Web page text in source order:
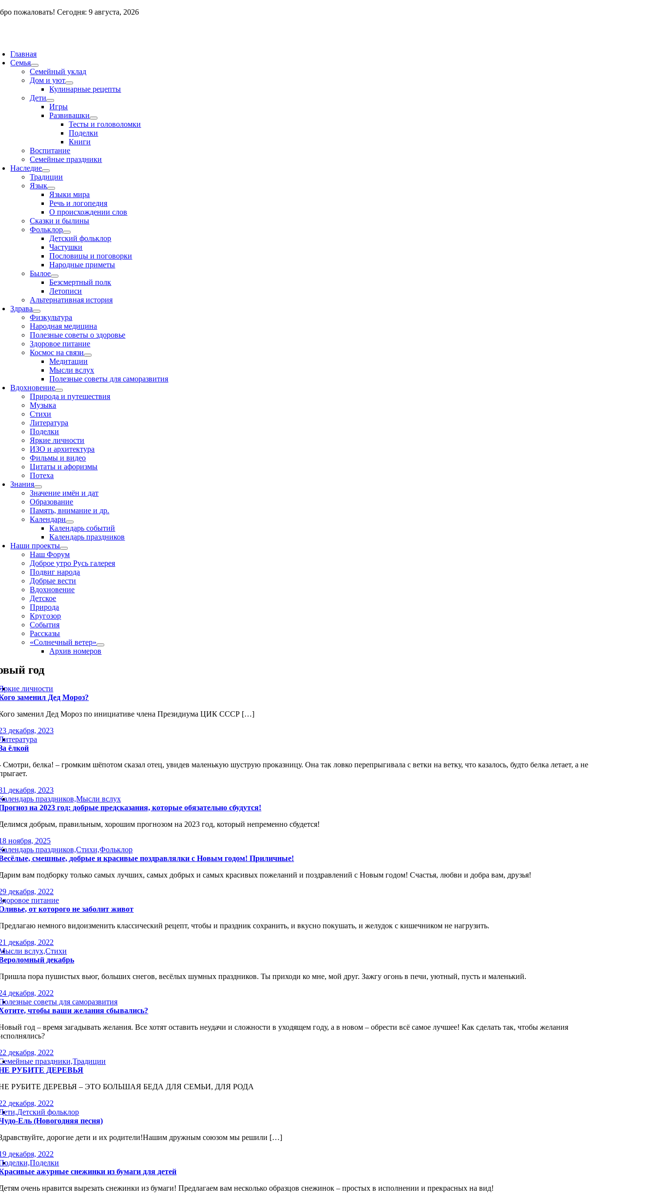
Skipпожаловать! Сегодня: 9 августа, 2026
Главная
Семья
Семейный уклад
Дом и уют
Кулинарные рецепты
Дети
Игры
Развивашки
Тесты и головоломки
Поделки
Книги
Воспитание
Семейные праздники
Наследие
Традиции
Язык
Языки мира
Речь и логопедия
О происхождении слов
Сказки и былины
Фольклор
Детский фольклор
Частушки
Пословицы и поговорки
Народные приметы
Былое
Безсмертный полк
Летописи
Альтернативная история
Здрава
Физкультура
Народная медицина
Полезные советы о здоровье
Здоровое питание
Космос на связи
Медитации
Мысли вслух
Полезные советы для саморазвития
Вдохновение
Природа и путешествия
Музыка
Стихи
Литература
Поделки
Яркие личности
ИЗО и архитектура
Фильмы и видео
Цитаты и афоризмы
Потеха
Знания
Значение имён и дат
Образование
Память, внимание и др.
Календари
Календарь событий
Календарь праздников
Наши проекты
Наш Форум
Доброе утро Русь галерея
Подвиг народа
Добрые вести
Вдохновение
Детское
Природа
Кругозор
События
Рассказы
«Солнечный ветер»
Архив номеров
год
личности
заменил Дед Мороз?
заменил Дед Мороз по инициативе члена Президиума ЦИК СССР […]
декабря, 2023
ёлкой
Смотри, белка! – громким шёпотом сказал отец, увидев маленькую шуструю проказницу. Она так ловко перепрыгивала с ветки на ветку, что казалось, будто белка летает, а не
декабря, 2023
праздников,Мысли вслух
на 2023 год: добрые предсказания, которые обязательно сбудутся!
добрым, правильным, хорошим прогнозом на 2023 год, который непременно сбудется!
ноября, 2025
праздников,Стихи,Фольклор
смешные, добрые и красивые поздравлялки с Новым годом! Приличные!
вам подборку только самых лучших, самых добрых и самых красивых пожеланий и поздравлений с Новым годом! Счастья, любви и добра вам, друзья!
декабря, 2022
питание
от которого не заболит живот
немного видоизменить классический рецепт, чтобы и праздник сохранить, и вкусно покушать, и желудок с кишечником не нагрузить.
декабря, 2022
вслух,Стихи
декабрь
пора пушистых вьюг, больших снегов, весёлых шумных праздников. Ты приходи ко мне, мой друг. Зажгу огонь в печи, уютный, пусть и маленький.
декабря, 2022
советы для саморазвития
чтобы ваши желания сбывались?
год – время загадывать желания. Все хотят оставить неудачи и сложности в уходящем году, а в новом – обрести всё самое лучшее! Как сделать так, чтобы желания
декабря, 2022
праздники,Традиции
РУБИТЕ ДЕРЕВЬЯ
РУБИТЕ ДЕРЕВЬЯ – ЭТО БОЛЬШАЯ БЕДА ДЛЯ СЕМЬИ, ДЛЯ РОДА
декабря, 2022
фольклор
Ель (Новогодняя песня)
дорогие дети и их родители!Нашим дружным союзом мы решили […]
декабря, 2022
ажурные снежинки из бумаги для детей
очень нравится вырезать снежинки из бумаги! Предлагаем вам несколько образцов снежинок – простых в исполнении и прекрасных на вид!